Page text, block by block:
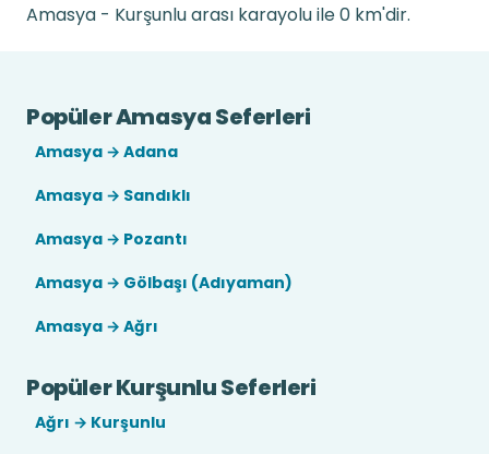
Amasya - Kurşunlu arası karayolu ile 0 km'dir.
Popüler Amasya Seferleri
Amasya → Adana
Amasya → Sandıklı
Amasya → Pozantı
Amasya → Gölbaşı (Adıyaman)
Amasya → Ağrı
Popüler Kurşunlu Seferleri
Ağrı → Kurşunlu